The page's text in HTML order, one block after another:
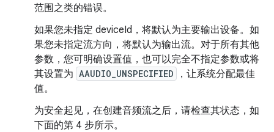
范围之类的错误。
如果您未指定 deviceId，将默认为主要输出设备。如
果您未指定流方向，将默认为输出流。对于所有其他
参数，您可明确设置值，也可以完全不指定参数或将
其设置为 AAUDIO_UNSPECIFIED
，让系统分配最佳
值。
为安全起见，在创建音频流之后，请检查其状态，如
下面的第 4 步所示。